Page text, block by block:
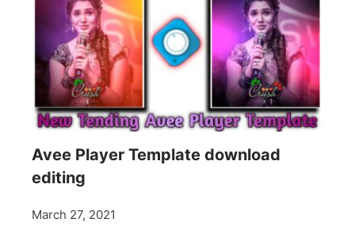
Avee Player Template download
editing
March 27, 2021